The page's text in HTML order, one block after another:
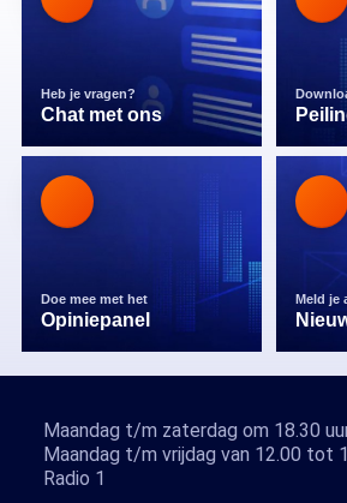
Heb je vragen?
Chat met ons
Doe mee met het
Opiniepanel
Meld je
Maandag t/m zaterdag om 18.30
Maandag t/m vrijdag van 12.00 tot
Radio 1